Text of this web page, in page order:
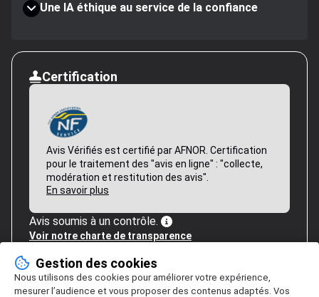
Une IA éthique au service de la confiance
Certification
Avis Vérifiés est certifié par AFNOR. Certification
pour le traitement des "avis en ligne" : "collecte,
modération et restitution des avis".
En savoir plus
Avis soumis à un contrôle.
Voir notre charte de transparence
Gestion des cookies
Nous utilisons des cookies pour améliorer votre expérience,
mesurer l’audience et vous proposer des contenus adaptés. Vos